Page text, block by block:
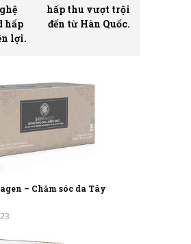
hấp
lợi.
hấp thu vượt trội
đến từ Hàn Quốc.
– Chăm sóc da Tây